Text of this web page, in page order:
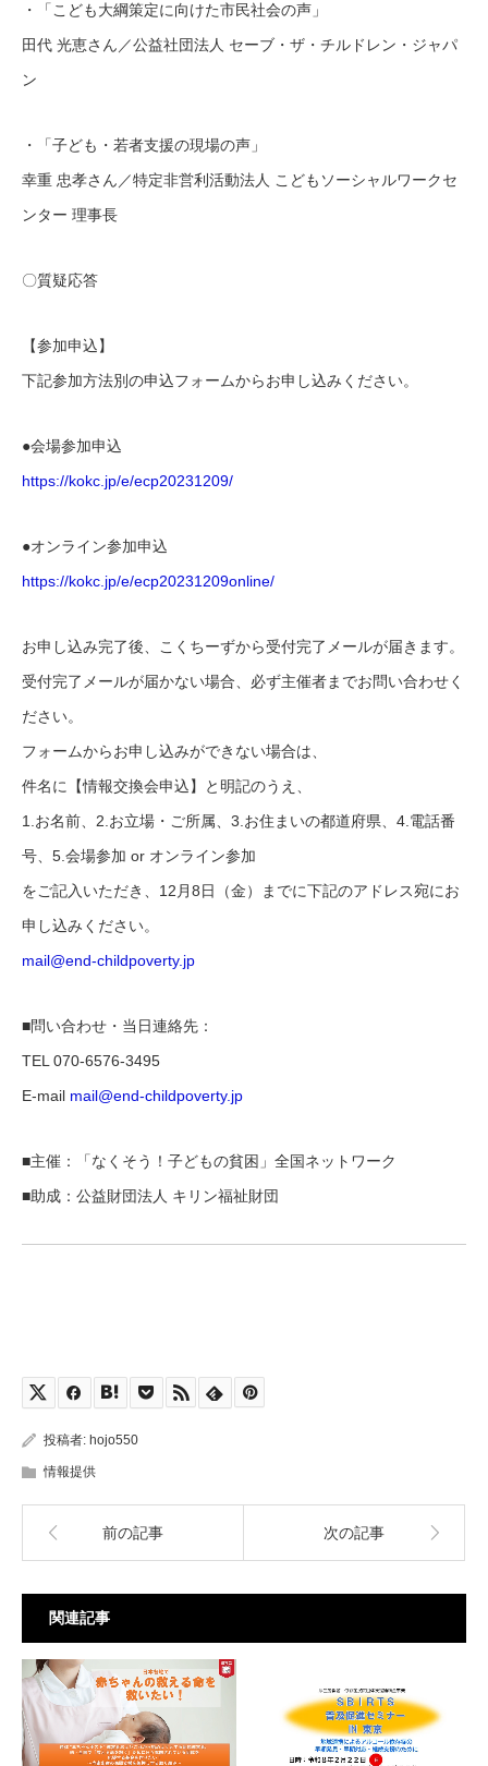
・「こども大綱策定に向けた市民社会の声」
田代 光恵さん／公益社団法人 セーブ・ザ・チルドレン・ジャパ
ン
・「子ども・若者支援の現場の声」
幸重 忠孝さん／特定非営利活動法人 こどもソーシャルワークセ
ンター 理事長
〇質疑応答
【参加申込】
下記参加方法別の申込フォームからお申し込みください。
●会場参加申込
https://kokc.jp/e/ecp20231209/
●オンライン参加申込
https://kokc.jp/e/ecp20231209online/
お申し込み完了後、こくちーずから受付完了メールが届きます。
受付完了メールが届かない場合、必ず主催者までお問い合わせく
ださい。
フォームからお申し込みができない場合は、
件名に【情報交換会申込】と明記のうえ、
1.お名前、2.お立場・ご所属、3.お住まいの都道府県、4.電話番
号、5.会場参加 or オンライン参加
をご記入いただき、12月8日（金）までに下記のアドレス宛にお
申し込みください。
mail@end-childpoverty.jp
■問い合わせ・当日連絡先：
TEL 070-6576-3495
E-mail mail@end-childpoverty.jp
■主催：「なくそう！子どもの貧困」全国ネットワーク
■助成：公益財団法人 キリン福祉財団
投稿者: hojo550
情報提供
前の記事 次の記事
関連記事